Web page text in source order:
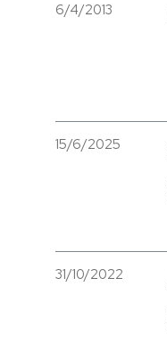
Entra
6/4/2013
15/6/2025
31/10/2022